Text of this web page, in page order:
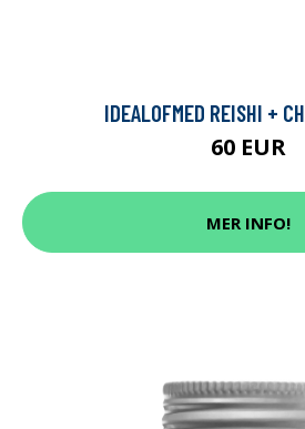
IDEALOFMED REISHI +
60 EUR
MER INFO!